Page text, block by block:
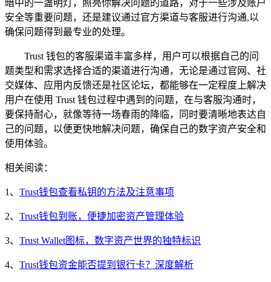
暗中的一盏明灯，照亮你解决问题的道路，对于一些涉及账户
安全等重要问题，还是建议通过官方渠道与客服进行沟通,以
确保问题得到最专业的处理。
Trust 钱包的客服渠道丰富多样，用户可以根据自己的问
题类型和需求选择合适的渠道进行沟通，无论是通过官网、社
交媒体、应用内反馈还是社区论坛，都能够在一定程度上解决
用户在使用 Trust 钱包过程中遇到的问题，在与客服沟通时，
要保持耐心，就像等待一场春雨的降临，同时要清晰地表达自
己的问题，以便更快地解决问题，确保自己的数字资产安全和
使用体验。
相关阅读：
1、 Trust钱包查看私钥的方法及注意事项
2、 Trust钱包到账，便捷加密资产管理体验
3、 Trust Wallet图标，数字资产世界的独特标识
4、 Trust钱包资金能否提到银行卡？深度解析